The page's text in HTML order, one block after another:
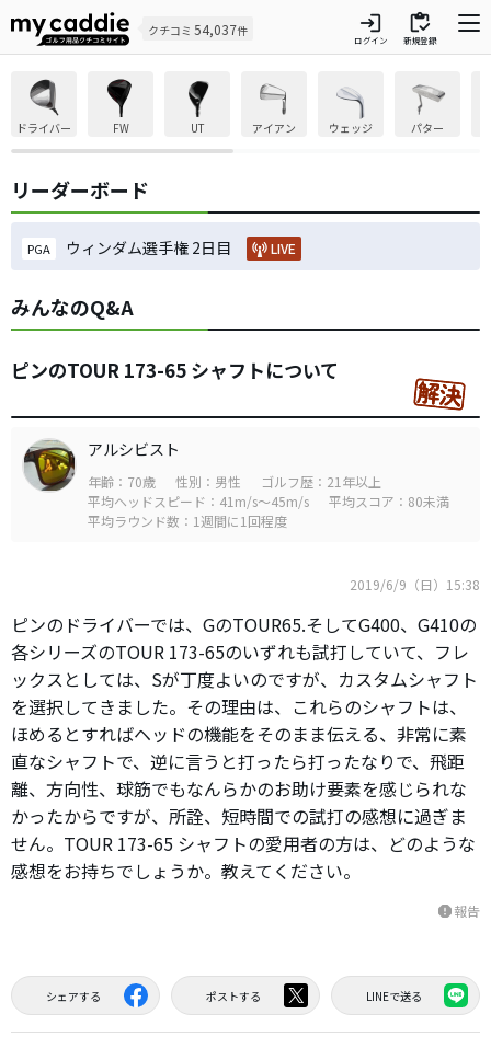
クチコミ 54,037件 login
ログイン
inventory
新規登録
ドライバー FW UT アイアン ウェッジ パター
リーダーボード
PGA ウィンダム選手権 2日目 LIVE
みんなのQ&A
ピンのTOUR 173-65 シャフトについて
アルシビスト
年齢：70歳 性別：男性
ゴルフ歴：21年以上
平均ヘッドスピード：41m/s～45m/s
平均スコア：80未満
平均ラウンド数：1週間に1回程度
2019/6/9（日）15:38
ピンのドライバーでは、GのTOUR65.そしてG400、G410の
各シリーズのTOUR 173-65のいずれも試打していて、フレ
ックスとしては、Sが丁度よいのですが、カスタムシャフト
を選択してきました。その理由は、これらのシャフトは、
ほめるとすればヘッドの機能をそのまま伝える、非常に素
直なシャフトで、逆に言うと打ったら打ったなりで、飛距
離、方向性、球筋でもなんらかのお助け要素を感じられな
かったからですが、所詮、短時間での試打の感想に過ぎま
せん。TOUR 173-65 シャフトの愛用者の方は、どのような
感想をお持ちでしょうか。教えてください。
report報告
シェアする ポストする LINEで送る